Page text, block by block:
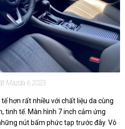
Mazda 6 2023
hơn rất nhiều với chất liệu da cùng
tinh tế. Màn hình 7 inch cảm ứng
nút bấm phức tạp trước đây. Vô